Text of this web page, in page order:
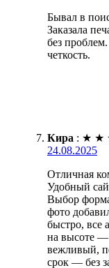
Бывал в
Заказала
без
четкость.
Кира : ★ ★
24.08.2025
Отличная
Удобный
Выбор
фото
быстро, все
на высоте —
вежливый,
срок — без